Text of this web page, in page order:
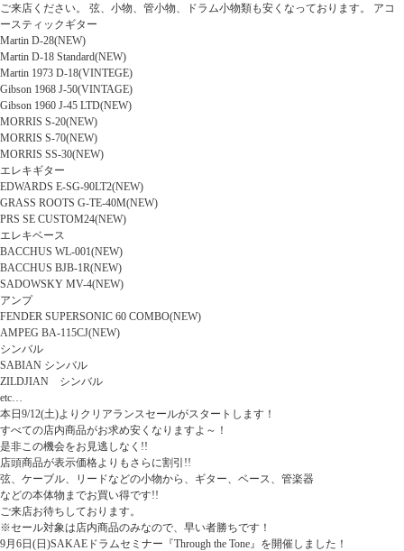
ご来店ください。 弦、小物、管小物、ドラム小物類も安くなっております。 アコ
ースティックギター
Martin D-28(NEW)
Martin D-18 Standard(NEW)
Martin 1973 D-18(VINTEGE)
Gibson 1968 J-50(VINTAGE)
Gibson 1960 J-45 LTD(NEW)
MORRIS S-20(NEW)
MORRIS S-70(NEW)
MORRIS SS-30(NEW)
エレキギター
EDWARDS E-SG-90LT2(NEW)
GRASS ROOTS G-TE-40M(NEW)
PRS SE CUSTOM24(NEW)
エレキベース
BACCHUS WL-001(NEW)
BACCHUS BJB-1R(NEW)
SADOWSKY MV-4(NEW)
アンプ
FENDER SUPERSONIC 60 COMBO(NEW)
AMPEG BA-115CJ(NEW)
シンバル
SABIAN シンバル
ZILDJIAN シンバル
etc…
本日9/12(土)よりクリアランスセールがスタートします！
すべての店内商品がお求め安くなりますよ～！
是非この機会をお見逃しなく!!
店頭商品が表示価格よりもさらに割引!!
弦、ケーブル、リードなどの小物から、ギター、ベース、管楽器
などの本体物までお買い得です!!
ご来店お待ちしております。
※セール対象は店内商品のみなので、早い者勝ちです！
9月6日(日)SAKAEドラムセミナー『Through the Tone』を開催しました！